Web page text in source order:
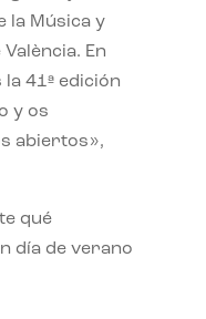
la Música y
En
41ª edición
y os
abiertos»,
qué
día de verano